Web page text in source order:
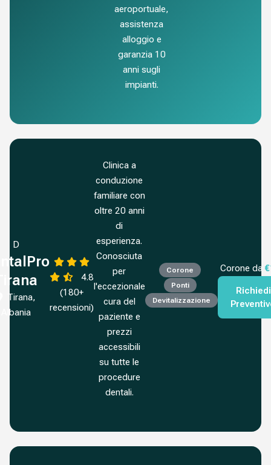
aeroportuale,
assistenza
alloggio e
garanzia 10
anni sugli
impianti.
D
Tirana,
Albania
4.8
(180+
recensioni)
Clinica a
conduzione
familiare con
oltre 20 anni
di
esperienza.
Conosciuta
per
l'eccezionale
cura del
paziente e
prezzi
accessibili
su tutte le
procedure
dentali.
Corone
Ponti
Devitalizzazione
Corone da
Richiedi